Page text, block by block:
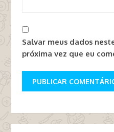
Salvar meus dados
próxima vez que eu